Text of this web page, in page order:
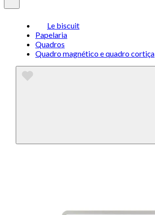
Le biscuit
Papelaria
Quadros
Quadro magnético e quadro cortiça